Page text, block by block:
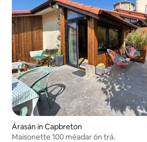
Árasán in Capbreton
Maisonette 100 méadar ón trá.